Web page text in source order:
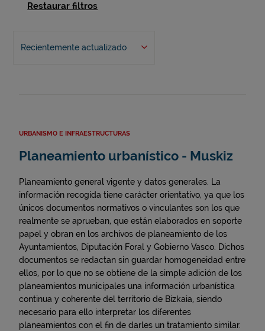
Restaurar filtros
Recientemente actualizado
URBANISMO E INFRAESTRUCTURAS
Planeamiento urbanístico - Muskiz
Planeamiento general vigente y datos generales. La
información recogida tiene carácter orientativo, ya que los
únicos documentos normativos o vinculantes son los que
realmente se aprueban, que están elaborados en soporte
papel y obran en los archivos de planeamiento de los
Ayuntamientos, Diputación Foral y Gobierno Vasco. Dichos
documentos se redactan sin guardar homogeneidad entre
ellos, por lo que no se obtiene de la simple adición de los
planeamientos municipales una información urbanística
continua y coherente del territorio de Bizkaia, siendo
necesario para ello interpretar los diferentes
planeamientos con el fin de darles un tratamiento similar.